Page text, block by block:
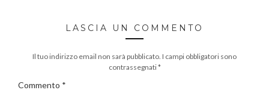
LASCIA UN COMMENTO
Il tuo indirizzo email non sarà pubblicato. I campi obbligatori sono
contrassegnati*
Commento *